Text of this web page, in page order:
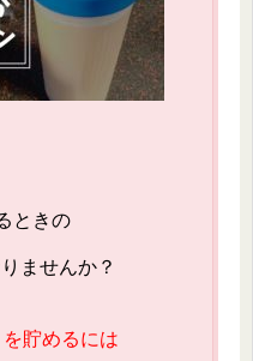
ときの
ませんか？
貯めるには